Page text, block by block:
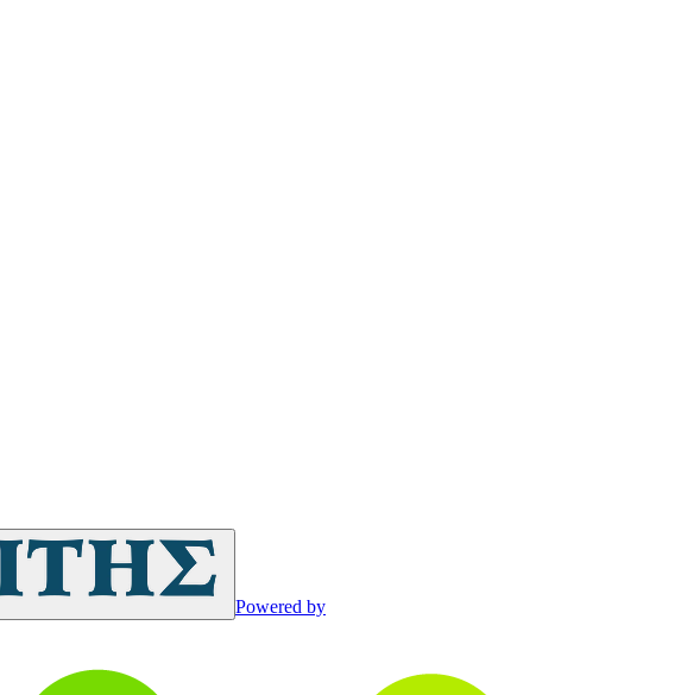
Powered by